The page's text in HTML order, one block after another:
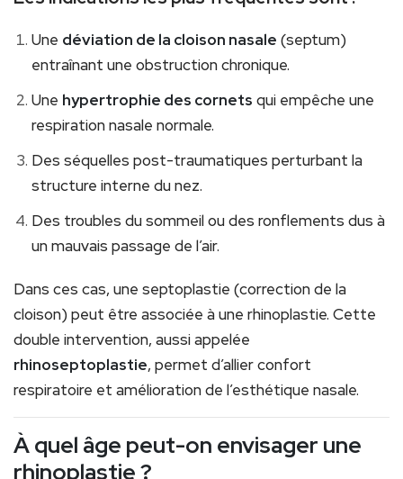
Une déviation de la cloison nasale (septum)
entraînant une obstruction chronique.
Une hypertrophie des cornets qui empêche une
respiration nasale normale.
Des séquelles post-traumatiques perturbant la
structure interne du nez.
Des troubles du sommeil ou des ronflements dus à
un mauvais passage de l’air.
Dans ces cas, une septoplastie (correction de la
cloison) peut être associée à une rhinoplastie. Cette
double intervention, aussi appelée
rhinoseptoplastie, permet d’allier confort
respiratoire et amélioration de l’esthétique nasale.
À quel âge peut-on envisager une
rhinoplastie ?